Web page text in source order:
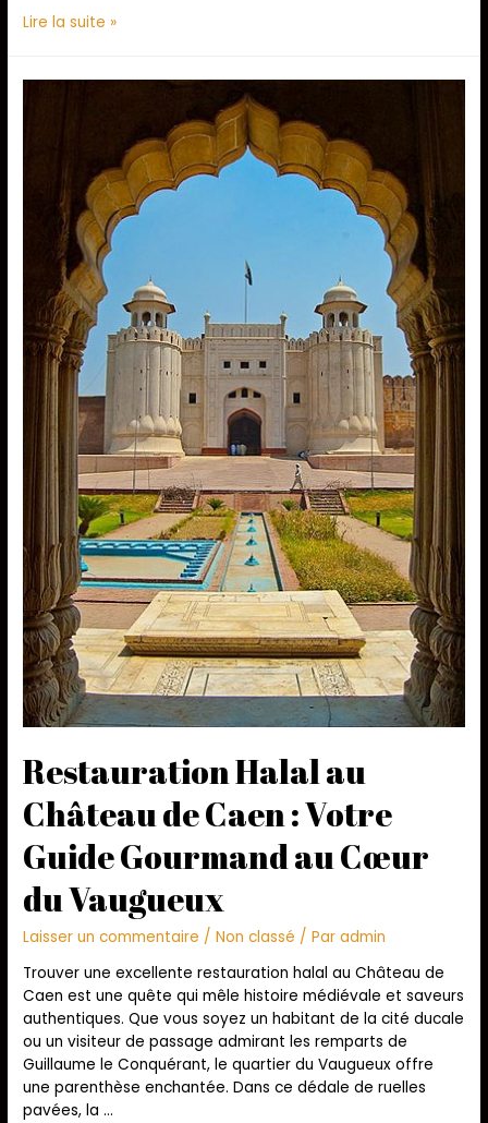
Lire la suite »
Restauration Halal au
Château de Caen : Votre
Guide Gourmand au Cœur
du Vaugueux
Laisser un commentaire /Non classé / Paradmin
Trouver une excellente restauration halal au Château de
Caen est une quête qui mêle histoire médiévale et saveurs
authentiques. Que vous soyez un habitant de la cité ducale
ou un visiteur de passage admirant les remparts de
Guillaume le Conquérant, le quartier du Vaugueux offre
une parenthèse enchantée. Dans ce dédale de ruelles
pavées, la …